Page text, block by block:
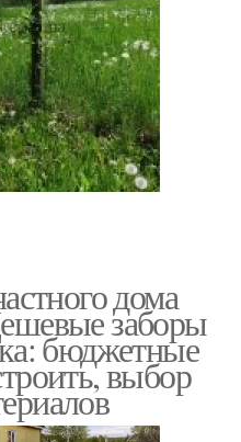
дома
заборы
бюджетные
выбор